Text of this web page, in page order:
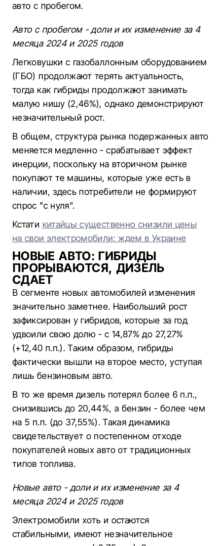
авто с пробегом.
Авто с пробегом - доли и их изменение за 4
месяца 2024 и 2025 годов
Легковушки с газобаллонным оборудованием
(ГБО) продолжают терять актуальность,
тогда как гибриды продолжают занимать
малую нишу (2,46%), однако демонстрируют
незначительный рост.
В общем, структура рынка подержанных авто
меняется медленно - срабатывает эффект
инерции, поскольку на вторичном рынке
покупают те машины, которые уже есть в
наличии, здесь потребители не формируют
спрос "с нуля".
Кстати китайцы существенно снизили цены
на свои электромобили: ждем в Украине
НОВЫЕ АВТО: ГИБРИДЫ
ПРОРЫВАЮТСЯ, ДИЗЕЛЬ
СДАЕТ
В сегменте новых автомобилей изменения
значительно заметнее. Наибольший рост
зафиксирован у гибридов, которые за год
удвоили свою долю - с 14,87% до 27,27%
(+12,40 п.п.). Таким образом, гибриды
фактически вышли на второе место, уступая
лишь бензиновым авто.
В то же время дизель потерял более 6 п.п.,
снизившись до 20,44%, а бензин - более чем
на 5 п.п. (до 37,55%). Такая динамика
свидетельствует о постепенном отходе
покупателей новых авто от традиционных
типов топлива.
Новые авто - доли и их изменение за 4
месяца 2024 и 2025 годов
Электромобили хоть и остаются
стабильными, имеют незначительное